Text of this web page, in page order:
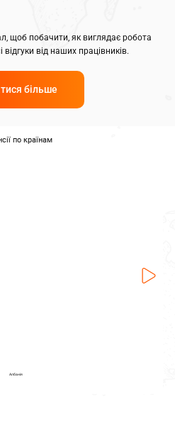
щоб побачити, як виглядає робота
від наших працівників.
більше
по країнам
Албанія